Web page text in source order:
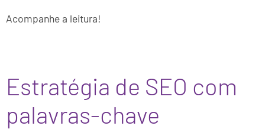
Acompanhe a leitura!
Estratégia de SEO com
palavras-chave